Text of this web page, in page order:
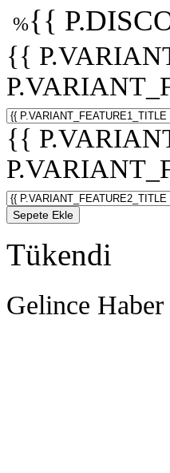
%{{
{{
{{
Sepete Ekle
Tükendi
Gelince Haber